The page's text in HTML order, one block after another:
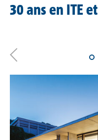
Références
Contact
30 ans en ITE